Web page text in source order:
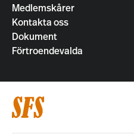
Medlemskårer
Kontakta oss
Dokument
Förtroendevalda